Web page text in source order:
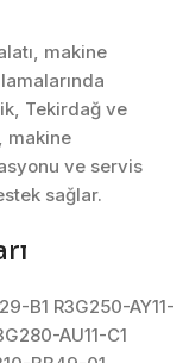
makine
Tekirdağ ve
makine
ve servis
sağlar.
B1 R3G250-AY11-
AU11-C1